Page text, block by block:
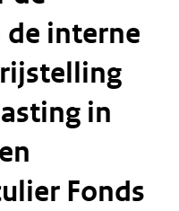
de interne
in
Fonds